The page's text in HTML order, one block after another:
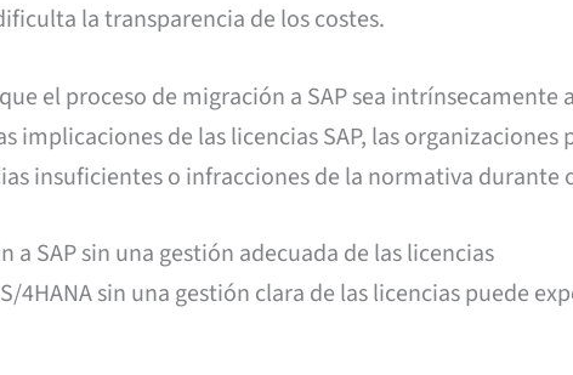
la transparencia de los costes.
el proceso de migración a SAP sea intrínsecamente
implicaciones de las licencias SAP, las organizaciones
insuficientes o infracciones de la normativa durante
a SAP sin una gestión adecuada de las licencias
4HANA sin una gestión clara de las licencias puede